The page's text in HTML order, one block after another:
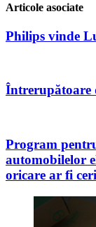
Articole asociate
Philips vinde
Întrerupătoare
Program
automobilelor
oricare ar fi